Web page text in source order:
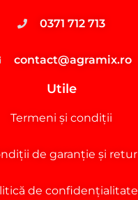
0371 712 713
contact@agramix.ro
Utile
Termeni și condiții
de garanție și retur
de confidențialitate